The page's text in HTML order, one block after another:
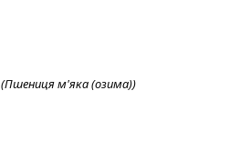
(Пшениця м'яка (озима))